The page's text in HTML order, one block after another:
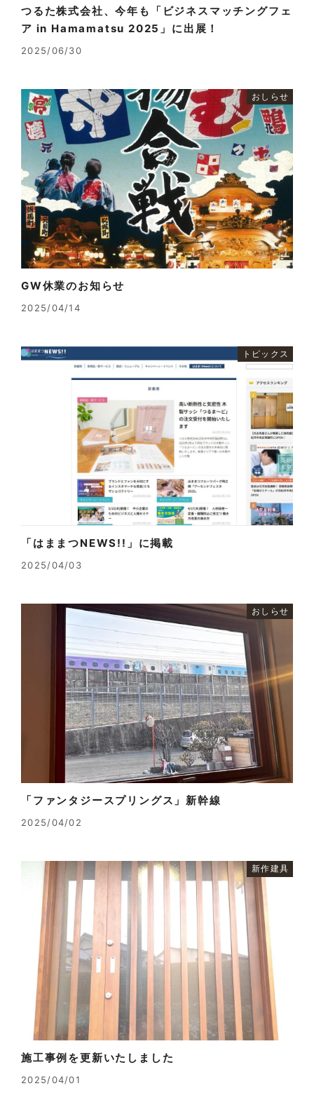
つるた株式会社、今年も「ビジネスマッチングフェ
ア in Hamamatsu 2025」に出展！
2025/06/30
おしらせ
GW休業のお知らせ
2025/04/14
トピックス
「はままつNEWS!!」に掲載
2025/04/03
おしらせ
「ファンタジースプリングス」新幹線
2025/04/02
新作建具
施工事例を更新いたしました
2025/04/01